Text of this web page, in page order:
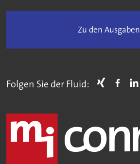
Zu den Ausgaben
Folgen Sie der Fluid: